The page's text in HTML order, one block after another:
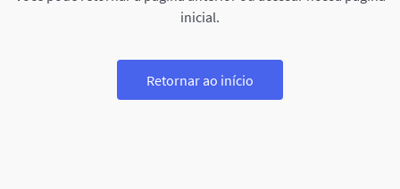
inicial.
Retornar ao início